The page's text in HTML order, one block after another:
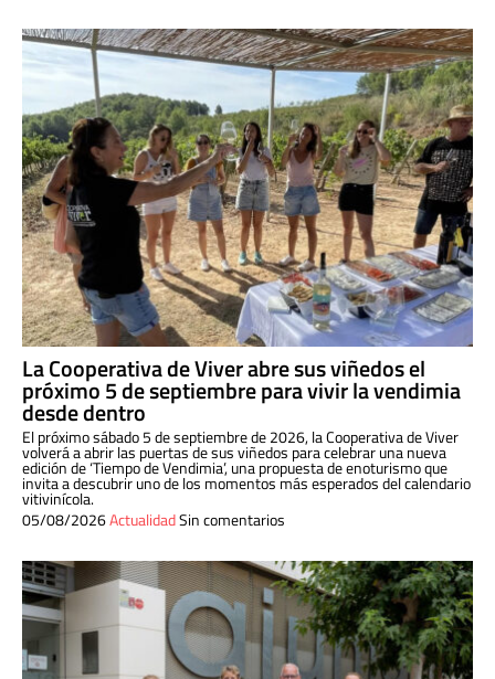
La Cooperativa de Viver abre sus viñedos el
próximo 5 de septiembre para vivir la vendimia
desde dentro
El próximo sábado 5 de septiembre de 2026, la Cooperativa de Viver
volverá a abrir las puertas de sus viñedos para celebrar una nueva
edición de ‘Tiempo de Vendimia’, una propuesta de enoturismo que
invita a descubrir uno de los momentos más esperados del calendario
vitivinícola.
05/08/2026ActualidadSin comentarios